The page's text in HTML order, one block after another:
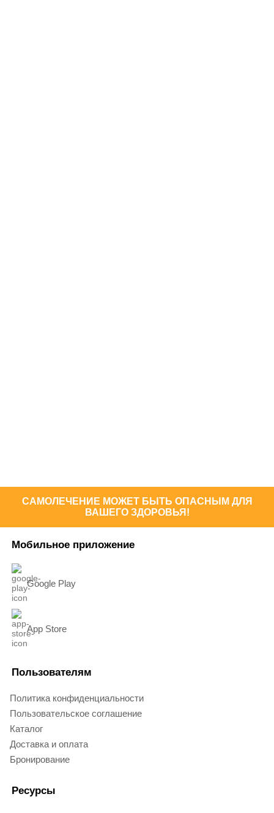
САМОЛЕЧЕНИЕ МОЖЕТ БЫТЬ ОПАСНЫМ ДЛЯ
ВАШЕГО ЗДОРОВЬЯ!
Мобильное приложение
Google Play
App Store
Пользователям
Политика конфиденциальности
Пользовательское соглашение
Каталог
Доставка и оплата
Бронирование
Ресурсы